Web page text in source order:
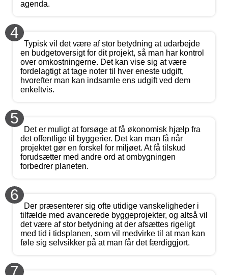
agenda.
4
Typisk vil det være af stor betydning at udarbejde
en budgetoversigt for dit projekt, så man har kontrol
over omkostningerne. Det kan vise sig at være
fordelagtigt at tage noter til hver eneste udgift,
hvorefter man kan indsamle ens udgift ved dem
enkeltvis.
5
Det er muligt at forsøge at få økonomisk hjælp fra
det offentlige til byggerier. Det kan man få når
projektet gør en forskel for miljøet. At få tilskud
forudsætter med andre ord at ombygningen
forbedrer planeten.
6
Der præsenterer sig ofte utidige vanskeligheder i
tilfælde med avancerede byggeprojekter, og altså vil
det være af stor betydning at der afsættes rigeligt
med tid i tidsplanen, som vil medvirke til at man kan
føle sig selvsikker på at man får det færdiggjort.
7